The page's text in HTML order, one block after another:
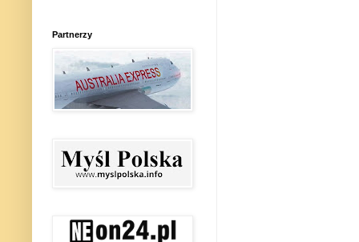
Partnerzy